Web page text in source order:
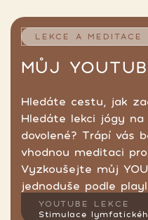
LEKCE A MEDITACE
MŮJ
Hledáte cestu, jak
Hledáte lekci jógy
dovolené? Trápí vás
vhodnou meditaci
Vyzkoušejte můj
jednoduše podle
hledáte.
YOUTUBE LEKCE
Stimulace